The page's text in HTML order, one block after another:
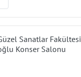
Sanatlar Fakültesi
Konser Salonu